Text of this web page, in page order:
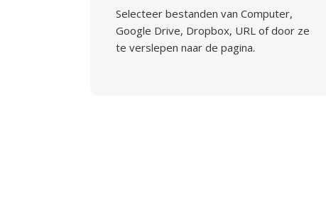
Selecteer bestanden van Computer,
Google Drive, Dropbox, URL of door ze
te verslepen naar de pagina.